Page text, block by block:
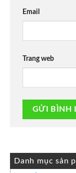
Danh mục sản
Email
Trang web